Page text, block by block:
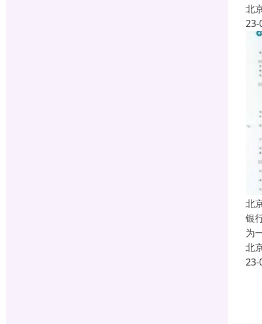
北
23-
北
银
为
北
23-